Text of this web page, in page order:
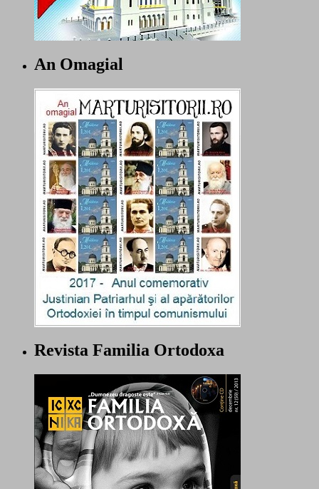
An Omagial
Revista Familia Ortodoxa